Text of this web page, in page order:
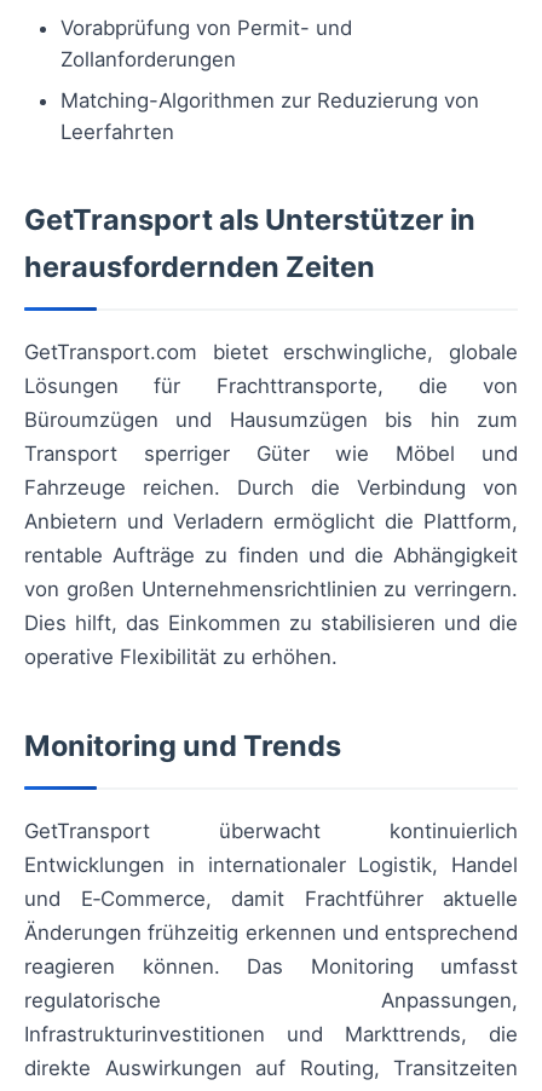
Vorabprüfung von Permit- und
Zollanforderungen
Matching-Algorithmen zur Reduzierung von
Leerfahrten
GetTransport als Unterstützer in
herausfordernden Zeiten
GetTransport.com bietet erschwingliche, globale
Lösungen für Frachttransporte, die von
Büroumzügen und Hausumzügen bis hin zum
Transport sperriger Güter wie Möbel und
Fahrzeuge reichen. Durch die Verbindung von
Anbietern und Verladern ermöglicht die Plattform,
rentable Aufträge zu finden und die Abhängigkeit
von großen Unternehmensrichtlinien zu verringern.
Dies hilft, das Einkommen zu stabilisieren und die
operative Flexibilität zu erhöhen.
Monitoring und Trends
GetTransport überwacht kontinuierlich
Entwicklungen in internationaler Logistik, Handel
und E‑Commerce, damit Frachtführer aktuelle
Änderungen frühzeitig erkennen und entsprechend
reagieren können. Das Monitoring umfasst
regulatorische Anpassungen,
Infrastrukturinvestitionen und Markttrends, die
direkte Auswirkungen auf Routing, Transitzeiten